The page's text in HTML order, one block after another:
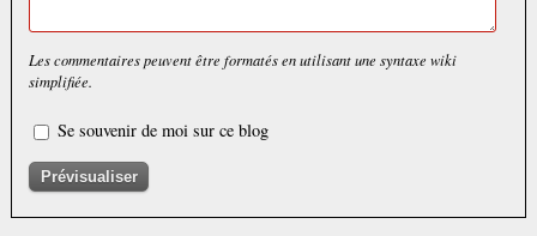
Les commentaires peuvent être formatés en utilisant une syntaxe wiki
simplifiée.
Se souvenir de moi sur ce blog